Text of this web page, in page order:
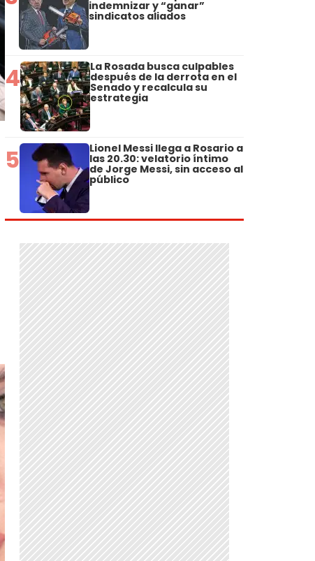
indemnizar y “ganar”
sindicatos aliados
4 La Rosada busca culpables
después de la derrota en el
Senado y recalcula su
estrategia
5 Lionel Messi llega a Rosario a
las 20.30: velatorio íntimo
de Jorge Messi, sin acceso al
público